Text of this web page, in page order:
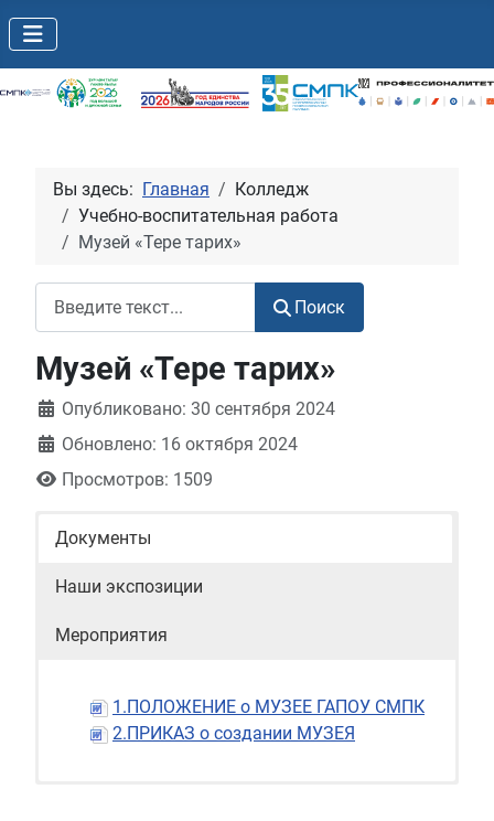
Вы здесь: Главная
Колледж
Учебно-воспитательная работа
Музей «Тере тарих»
Поиск
Музей «Тере тарих»
Информация о материале
Опубликовано: 30 сентября 2024
Обновлено: 16 октября 2024
Просмотров: 1509
Документы
Наши экспозиции
Мероприятия
1.ПОЛОЖЕНИЕ о МУЗЕЕ ГАПОУ СМПК
2.ПРИКАЗ о создании МУЗЕЯ